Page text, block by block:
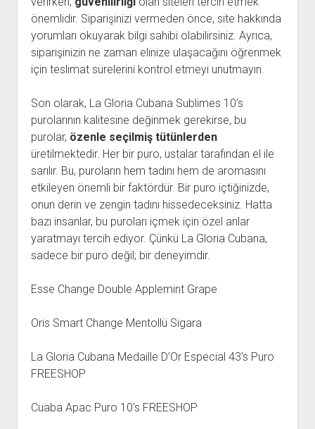
önemlidir. Siparişinizi vermeden önce, site hakkında
yorumları okuyarak bilgi sahibi olabilirsiniz. Ayrıca,
siparişinizin ne zaman elinize ulaşacağını öğrenmek
için teslimat sürelerini kontrol etmeyi unutmayın.
Son olarak, La Gloria Cubana Sublimes 10’s
purolarının kalitesine değinmek gerekirse, bu
purolar, özenle seçilmiş tütünlerden
üretilmektedir. Her bir puro, ustalar tarafından el ile
sarılır. Bu, puroların hem tadını hem de aromasını
etkileyen önemli bir faktördür. Bir puro içtiğinizde,
onun derin ve zengin tadını hissedeceksiniz. Hatta
bazı insanlar, bu puroları içmek için özel anlar
yaratmayı tercih ediyor. Çünkü La Gloria Cubana,
sadece bir puro değil; bir deneyimdir.
Esse Change Double Applemint Grape
Oris Smart Change Mentollü Sigara
La Gloria Cubana Medaille D’Or Especial 43’s Puro
FREESHOP
Cuaba Apac Puro 10’s FREESHOP